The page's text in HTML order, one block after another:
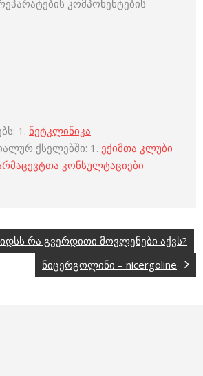
კომპონენტების
1. ნეტკლინიკა
ქსელებში: 1. ექიმთა კლუბი
კონსულტაციები
რა გვერდითი მოვლენები აქვს?
ნიცერგოლინი – nicergoline